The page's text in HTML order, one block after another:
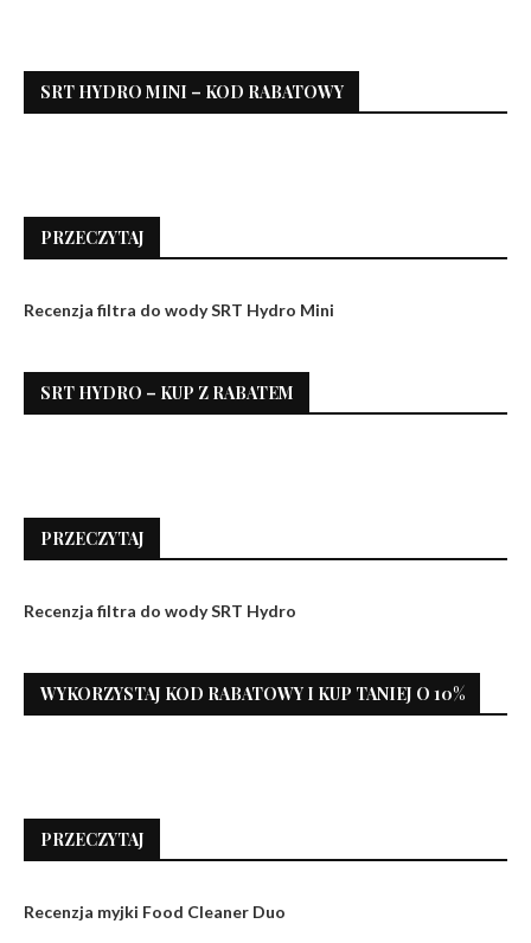
SRT HYDRO MINI – KOD RABATOWY
PRZECZYTAJ
Recenzja filtra do wody SRT Hydro Mini
SRT HYDRO – KUP Z RABATEM
PRZECZYTAJ
Recenzja filtra do wody SRT Hydro
WYKORZYSTAJ KOD RABATOWY I KUP TANIEJ O 10%
PRZECZYTAJ
Recenzja myjki Food Cleaner Duo